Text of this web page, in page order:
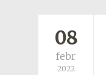
08
febr
2022